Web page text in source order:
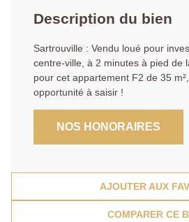
Description du bien
Sartrouville : Vendu loué pour
centre-ville, à 2 minutes à pied de
pour cet appartement F2 de 35
opportunité à saisir !
NOS HONORAIRES
AJOUTER AUX
COMPARER CE